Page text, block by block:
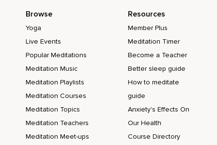
Continuez votre méditation.
Namasté
Browse
Yoga
Live Events
Popular Meditations
Meditation Music
Meditation Playlists
Meditation Courses
Meditation Topics
Meditation Teachers
Meditation Meet-ups
Resources
Member Plus
Meditation Timer
Become a Teacher
Better sleep guide
How to meditate
guide
Anxiety's Effects On
Our Health
Course Directory